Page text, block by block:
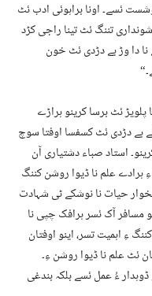
ئسے۔ اونا براہوئی ادب ئٹ
تننگ ئٹ تینا راجی کڑد
دا وڑ بے دڑدی ئٹ خون
ئٹ برسا کرینو ہراڑے
بے دڑدی ئٹ کسفسا اوفتا سوچ
استاد صباء دشتیاری آن
علم نا ڈیوا روشن کننگ
حیات نا نوشکے ٹی شہادت
مسافر آک ئسر ہرافک چپی نا
ءِ اہمیت تسر، اینو اوفتان
ئٹ علم نا ڈیوا روشن ءِ۔
ڈوہدار ءُ عمل ئسے بلکہ بندغی